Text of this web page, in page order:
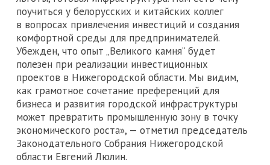
поучиться у белорусских и китайских коллег
в вопросах привлечения инвестиций и создания
комфортной среды для предпринимателей.
Убежден, что опыт „Великого камня“ будет
полезен при реализации инвестиционных
проектов в Нижегородской области. Мы видим,
как грамотное сочетание преференций для
бизнеса и развития городской инфраструктуры
может превратить промышленную зону в точку
экономического роста», — отметил председатель
Законодательного Собрания Нижегородской
области Евгений Люлин.